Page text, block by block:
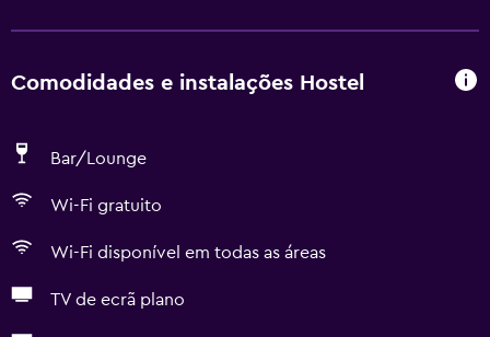
Comodidades e instalações Hostel
Bar/Lounge
Wi-Fi gratuito
Wi-Fi disponível em todas as áreas
TV de ecrã plano